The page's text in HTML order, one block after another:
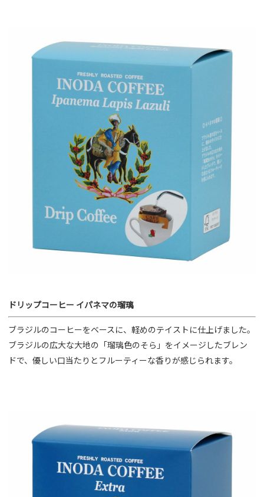
ドリップコーヒー イパネマの瑠璃
ブラジルのコーヒーをベースに、軽めのテイストに仕上げました。
ブラジルの広大な大地の「瑠璃色のそら」をイメージしたブレン
ドで、優しい口当たりとフルーティーな香りが感じられます。